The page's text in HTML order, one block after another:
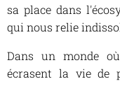
sa place dans
qui nous relie
Dans un monde
écrasent la vie de